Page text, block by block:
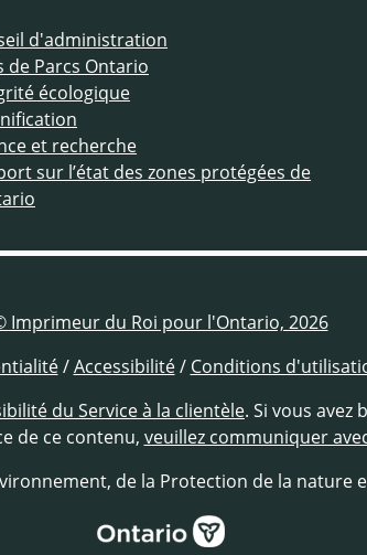
d'administration
de Parcs Ontario
écologique
et recherche
sur l’état des zones protégées de
Imprimeur du Roi pour l'Ontario, 2026
/Accessibilité/ Conditions
du Service à la clientèle. Si vous
de ce contenu, veuillez communiquer
de la Protection de la nature